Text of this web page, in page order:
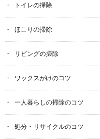
トイレの掃除
ほこりの掃除
リビングの掃除
ワックスがけのコツ
一人暮らしの掃除のコツ
処分・リサイクルのコツ